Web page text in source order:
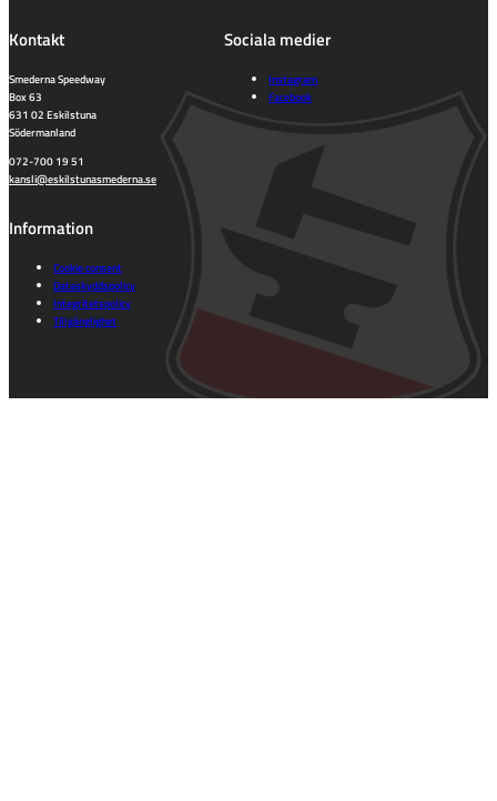
Kontakt
Smederna Speedway
Box 63
631 02 Eskilstuna
Södermanland
072-700 19 51
kansli@eskilstunasmederna.se
Sociala medier
Instagram
Facebook
Information
Cookie consent
Dataskyddspolicy
Integritetspolicy
Tillgänglighet